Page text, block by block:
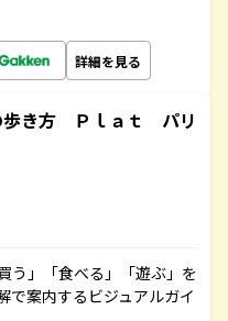
詳細を見る
き方 Ｐｌａｔ パリ
う」「食べる」「遊ぶ」を
で案内するビジュアルガイ